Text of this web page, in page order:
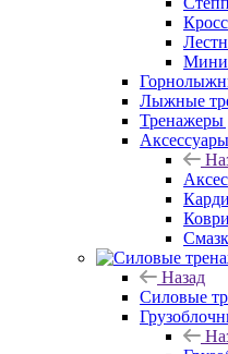
Мини
Лыжные
Тренажеры
Назад
Силовые